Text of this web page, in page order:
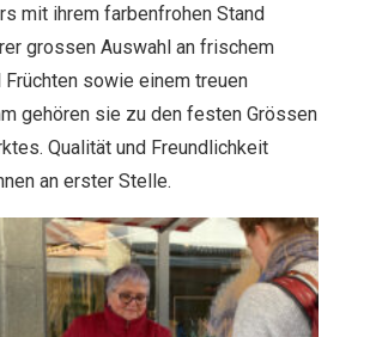
mit ihrem farbenfrohen Stand
grossen Auswahl an frischem
Früchten sowie einem treuen
gehören sie zu den festen Grössen
Qualität und Freundlichkeit
an erster Stelle.